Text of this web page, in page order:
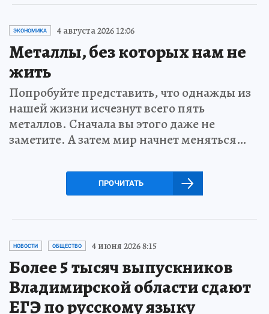
ЭКОНОМИКА 4 августа 2026 12:06
Металлы, без которых нам не
жить
Попробуйте представить, что однажды из
нашей жизни исчезнут всего пять
металлов. Сначала вы этого даже не
заметите. А затем мир начнет меняться…
ПРОЧИТАТЬ
НОВОСТИ ОБЩЕСТВО 4 июня 2026 8:15
Более 5 тысяч выпускников
Владимирской области сдают
ЕГЭ по русскому языку